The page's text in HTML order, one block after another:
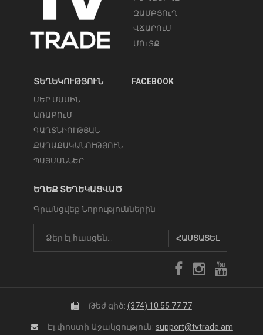
ԶԱՄԲՅՈւՂ
ՎՃԱՐՈւՄ
ՄՈւՏՔ
ՏԵՂԵԿՈՒԹՅՈՒՆ
ՄԵՐ ՄԱՍԻՆ
ԱՌԱՔՈւՄ
ԳԱՂՏՆԻՈՒԹՅԱՆ
ՔԱՂԱՔԱԿԱՆՈՒԹՅՈՒՆ
ՊԱՅՄԱՆՆԵՐ
FACEBOOK
ԵՂԵՔ ՏԵՂԵԿԱՑՎԱԾ
Գրանցվեք Նորություններին
ՀԱՍՏԱՏԵԼ
Թեժ գիծ: (374) 10 55 77 77
Էլ.փոստի Աջակցություն: support@tvtrade.am